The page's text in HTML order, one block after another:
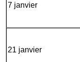
7 janvier
21 janvier